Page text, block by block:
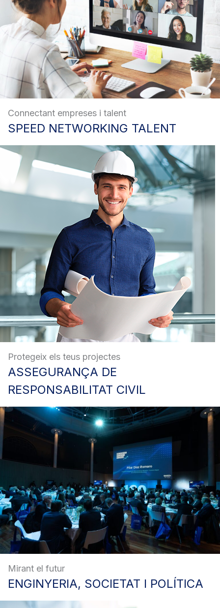
Connectant empreses i talent
SPEED NETWORKING TALENT
Protegeix els teus projectes
ASSEGURANÇA DE
RESPONSABILITAT CIVIL
Mirant el futur
ENGINYERIA, SOCIETAT I POLÍTICA